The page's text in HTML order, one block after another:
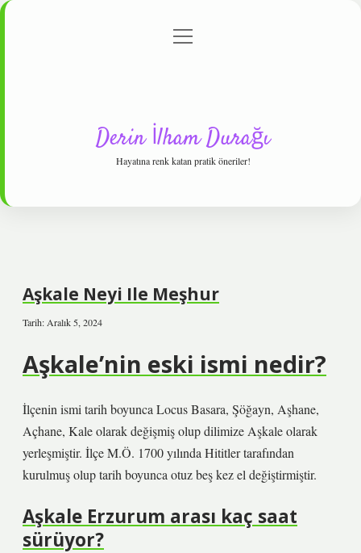
Gizlilik Politikası
menüyü
Derin İlham Durağı
Hayatına renk katan pratik öneriler!
Aşkale Neyi Ile Meşhur
Tarih: Aralık 5, 2024
Aşkale’nin eski ismi nedir?
İlçenin ismi tarih boyunca Locus Basara, Şöğayn, Aşhane,
Açhane, Kale olarak değişmiş olup dilimize Aşkale olarak
yerleşmiştir. İlçe M.Ö. 1700 yılında Hititler tarafından
kurulmuş olup tarih boyunca otuz beş kez el değiştirmiştir.
Aşkale Erzurum arası kaç saat
sürüyor?